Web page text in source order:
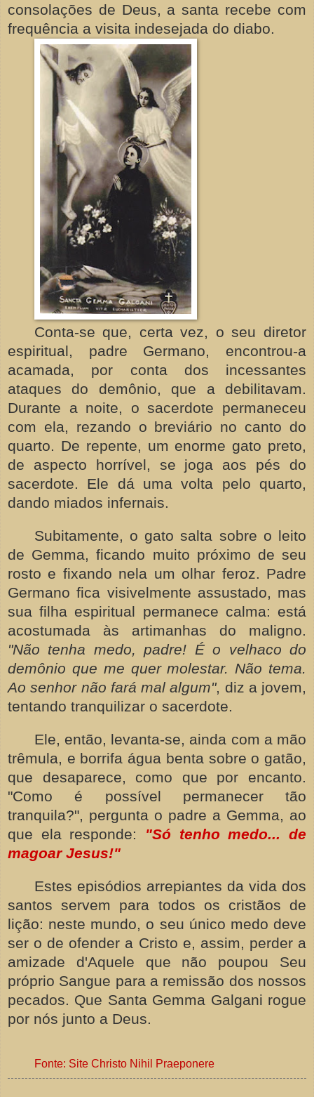
consolações de Deus, a santa recebe com
frequência a visita indesejada do diabo.
Conta-se que, certa vez, o seu diretor
espiritual, padre Germano, encontrou-a
acamada, por conta dos incessantes
ataques do demônio, que a debilitavam.
Durante a noite, o sacerdote permaneceu
com ela, rezando o breviário no canto do
quarto. De repente, um enorme gato preto,
de aspecto horrível, se joga aos pés do
sacerdote. Ele dá uma volta pelo quarto,
dando miados infernais.
Subitamente, o gato salta sobre o leito
de Gemma, ficando muito próximo de seu
rosto e fixando nela um olhar feroz. Padre
Germano fica visivelmente assustado, mas
sua filha espiritual permanece calma: está
acostumada às artimanhas do maligno.
"Não tenha medo, padre! É o velhaco do
demônio que me quer molestar. Não tema.
Ao senhor não fará mal algum", diz a jovem,
tentando tranquilizar o sacerdote.
Ele, então, levanta-se, ainda com a mão
trêmula, e borrifa água benta sobre o gatão,
que desaparece, como que por encanto.
"Como é possível permanecer tão
tranquila?", pergunta o padre a Gemma, ao
que ela responde: "Só tenho medo... de
magoar Jesus!"
Estes episódios arrepiantes da vida dos
santos servem para todos os cristãos de
lição: neste mundo, o seu único medo deve
ser o de ofender a Cristo e, assim, perder a
amizade d'Aquele que não poupou Seu
próprio Sangue para a remissão dos nossos
pecados. Que Santa Gemma Galgani rogue
por nós junto a Deus.
Fonte: Site Christo Nihil Praeponere